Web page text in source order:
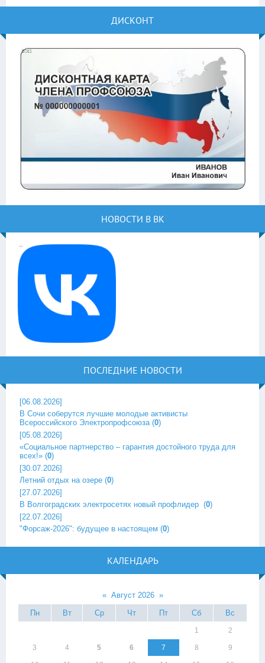
ДИСКОНТ
НОВОСТИ В ВК
ПОСЛЕДНИЕ НОВОСТИ
[06.08.2026]
В Сочи соберутся лучшие молодые активисты
Всероссийского Электропрофсоюза (0)
[05.08.2026]
«Социальное партнерство – гарантия достойного труда для
всех!» (0)
[30.07.2026]
Летний отдых на озере (0)
[27.07.2026]
В Волгоградских электросетях новый профлидер ‎ (0)
[22.07.2026]
"Форсаж-2026": будущее в настоящем (0)
КАЛЕНДАРЬ
« Август 2026 »
Пн
Вт Ср Чт Пт Сб Вс
1 2
3 4 5 6 7 8 9